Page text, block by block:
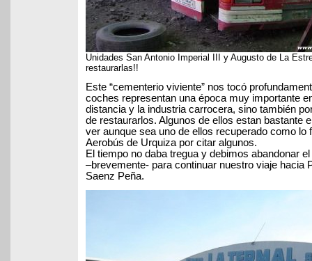
Unidades San Antonio Imperial III y Augusto de La
restaurarlas!!
Este “cementerio viviente” nos tocó
coches representan una época muy importante
distancia y la industria carrocera, sino también
de restaurarlos. Algunos de ellos estan bastante
ver aunque sea uno de ellos recuperado como lo
Aerobús de Urquiza por citar algunos.
El tiempo no daba tregua y debimos abandonar
–brevemente- para continuar nuestro viaje hacia
Saenz Peña.